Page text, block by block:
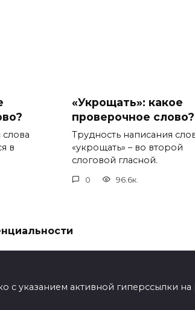
в
«Укрощать»: какое
проверочное слово?
Трудность написания
«укрощать» – во второй
слоговой гласной.
0 96.6к.
указанием активной гиперссылки